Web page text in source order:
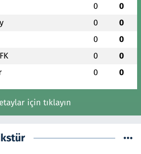
0 0
0 0
0 0
0 0
0 0
için tıklayın